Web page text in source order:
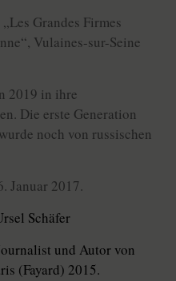
Grandes Firmes
Vulaines-sur-Seine
2019 in ihre
Die erste Generation
noch von russischen
Januar 2017.
Schäfer
und Autor von
(Fayard) 2015.